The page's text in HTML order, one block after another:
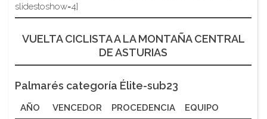
slidestoshow=4]
VUELTA CICLISTA A LA MONTAÑA CENTRAL
DE ASTURIAS
Palmarés categoría Élite-sub23
AÑO VENCEDOR PROCEDENCIA EQUIPO